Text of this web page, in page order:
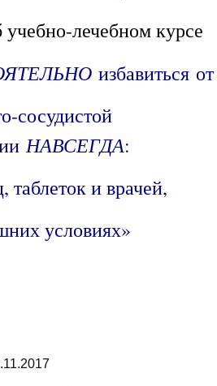
лечебном курсе
избавиться от
сосудистой
НАВСЕГДА:
таблеток и врачей,
условиях»